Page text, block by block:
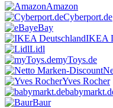
Amazon
Cyberport.de
eBay
IKEA
Lidl
myToys.de
Yves Rocher
Baur